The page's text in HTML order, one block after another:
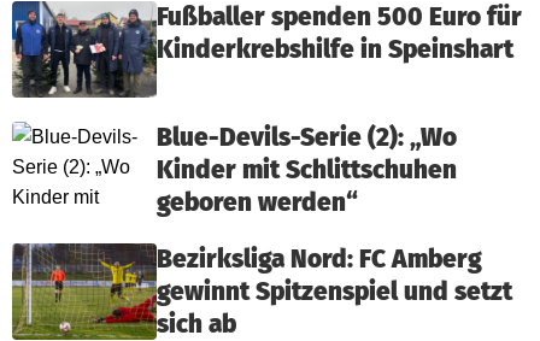
Fußballer spenden 500 Euro für
Kinderkrebshilfe in Speinshart
Blue-Devils-Serie (2): „Wo
Kinder mit Schlittschuhen
geboren werden“
Bezirksliga Nord: FC Amberg
gewinnt Spitzenspiel und setzt
sich ab